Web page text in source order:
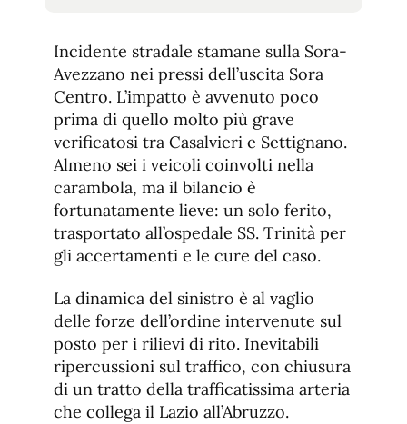
de
fuente
de
fuente.
Incidente stradale stamane sulla Sora-
Avezzano nei pressi dell’uscita Sora
Centro. L’impatto è avvenuto poco
prima di quello molto più grave
verificatosi tra Casalvieri e Settignano.
Almeno sei i veicoli coinvolti nella
carambola, ma il bilancio è
fortunatamente lieve: un solo ferito,
trasportato all’ospedale SS. Trinità per
gli accertamenti e le cure del caso.
La dinamica del sinistro è al vaglio
delle forze dell’ordine intervenute sul
posto per i rilievi di rito. Inevitabili
ripercussioni sul traffico, con chiusura
di un tratto della trafficatissima arteria
che collega il Lazio all’Abruzzo.